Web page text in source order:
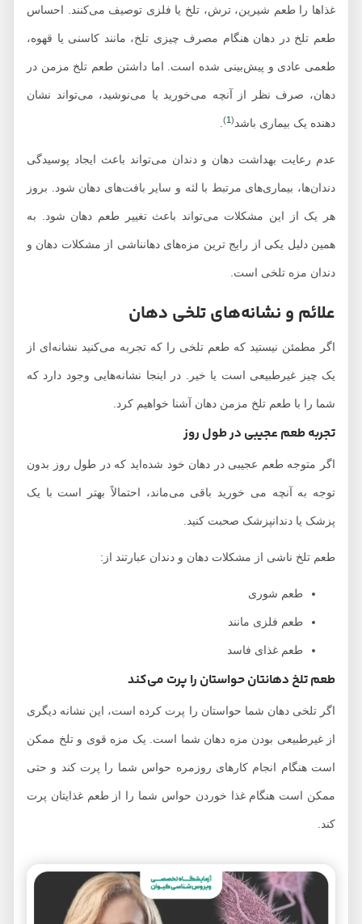
غذاها را طعم شیرین، ترش، تلخ یا فلزی توصیف می‌کنند. احساس
طعم تلخ در دهان هنگام مصرف چیزی تلخ، مانند کاسنی یا قهوه،
طعمی عادی و پیش‌بینی شده است. اما داشتن طعم تلخ مزمن در
دهان، صرف نظر از آنچه می‌خورید یا می‌نوشید، می‌تواند نشان
دهنده یک بیماری باشد 1
.
عدم رعایت بهداشت دهان و دندان می‌تواند باعث ایجاد پوسیدگی
دندان‌ها، بیماری‌های مرتبط با لثه و سایر بافت‌های دهان شود. بروز
هر یک از این مشکلات می‌تواند باعث تغییر طعم دهان شود. به
همین دلیل یکی از رایج ترین مزه‌های دهانناشی از مشکلات دهان و
دندان مزه تلخی است.
علائم و نشانه‌های تلخی دهان
اگر مطمئن نیستید که طعم تلخی را که تجربه می‌کنید نشانه‌ای از
یک چیز غیرطبیعی است یا خیر. در اینجا نشانه‌هایی وجود دارد که
شما را با طعم تلخ مزمن دهان آشنا خواهیم کرد.
تجربه طعم عجیبی در طول روز
اگر متوجه طعم عجیبی در دهان خود شده‌اید که در طول روز بدون
توجه به آنچه می خورید باقی می‌ماند، احتمالاً بهتر است با یک
پزشک یا دندانپزشک صحبت کنید.
طعم تلخ ناشی از مشکلات دهان و دندان عبارتند از:
طعم شوری
طعم فلزی مانند
طعم غذای فاسد
طعم تلخ دهانتان حواستان را پرت می‌کند
اگر تلخی دهان شما حواستان را پرت کرده است، این نشانه دیگری
از غیرطبیعی بودن مزه دهان شما است. یک مزه قوی و تلخ ممکن
است هنگام انجام کارهای روزمره حواس شما را پرت کند و حتی
ممکن است هنگام غذا خوردن حواس شما را از طعم غذایتان پرت